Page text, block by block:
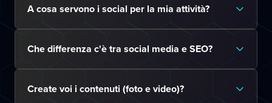
A cosa servono i social per la mia attività?
Che differenza c'è tra social media e SEO?
Create voi i contenuti (foto e video)?